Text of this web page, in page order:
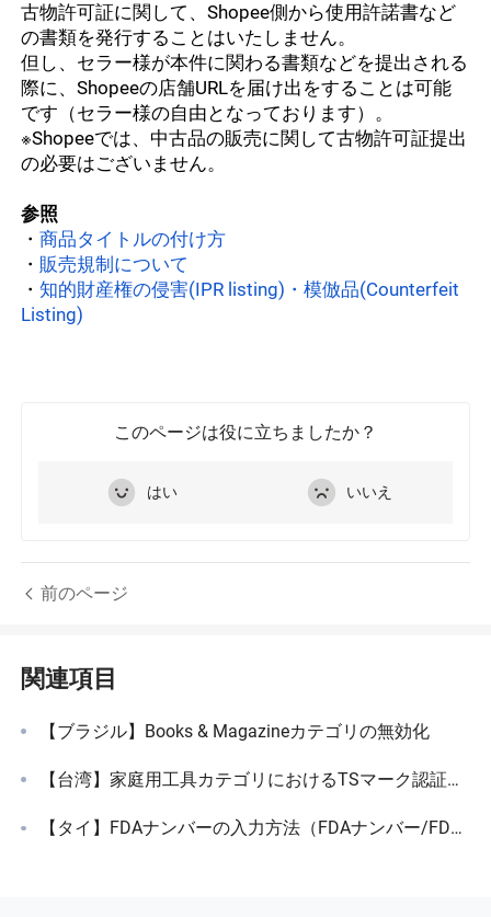
古物許可証に関して、Shopee側から使用許諾書など
の書類を発行することはいたしません。
但し、セラー様が本件に関わる書類などを提出される
際に、Shopeeの店舗URLを届け出をすることは可能
です（セラー様の自由となっております）。
※Shopeeでは、中古品の販売に関して古物許可証提出
の必要はございません。
参照
・商品タイトルの付け方
・ 販売規制について
・知的財産権の侵害(IPR listing)・模倣品(Counterfeit
Listing)
このページは役に立ちましたか？
はい いいえ
前のページ
関連項目
【ブラジル】Books & Magazineカテゴリの無効化
【台湾】家庭用工具カテゴリにおけるTSマーク認証要件について
【タイ】FDAナンバーの入力方法（FDAナンバー/FDA登録ナンバー）